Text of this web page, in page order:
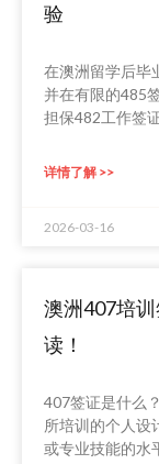
验
在澳洲留学后毕
并在有限的485
担保482工作签
详情了解 >>
2026-03-16
澳洲407培
读！
407签证是什么
所培训的个人设
或专业技能的水